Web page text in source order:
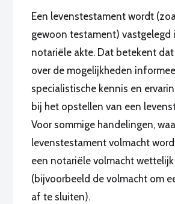
Een levenstestament wordt
gewoon testament) vastgelegd
notariële akte. Dat betekent
over de mogelijkheden
specialistische kennis en
bij het opstellen van een
Voor sommige handelingen,
levenstestament volmacht
een notariële volmacht
(bijvoorbeeld de volmacht om
af te sluiten).